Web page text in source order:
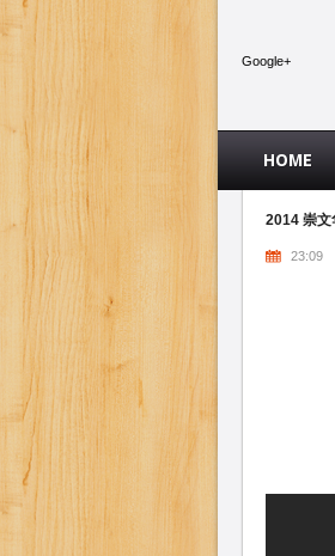
Google+
HOME
2014 崇
23:09